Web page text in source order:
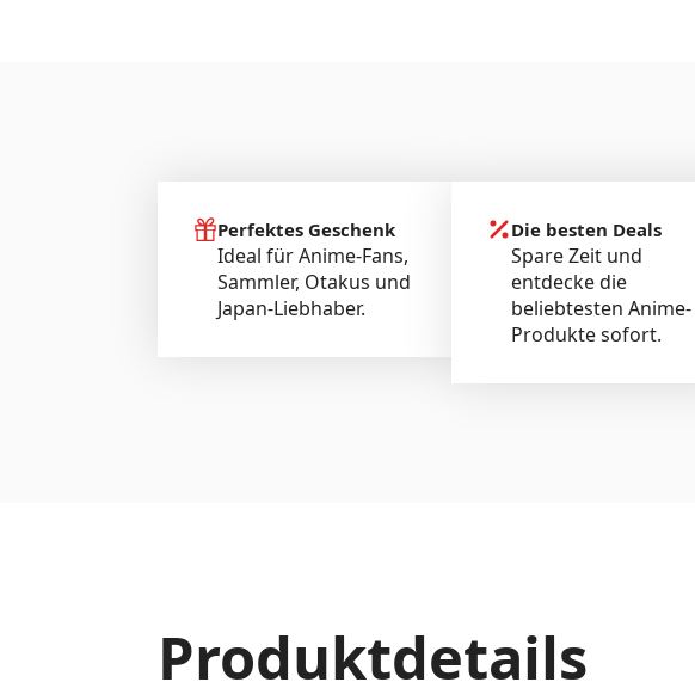
Perfektes Geschenk
Ideal für Anime-Fans,
Sammler, Otakus und
Japan-Liebhaber.
Die besten Deals
Spare Zeit und
entdecke die
beliebtesten Anime-
Produkte sofort.
Produktdetails